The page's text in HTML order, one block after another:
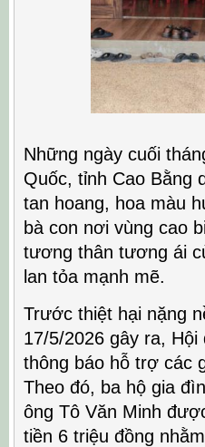
Những ngày cuối
Quốc, tỉnh Cao Bằng
tan hoang, hoa màu
bà con nơi vùng cao
tương thân tương ái
lan tỏa mạnh mẽ.
Trước thiệt hại nặng
17/5/2026 gây ra,
thông báo hỗ trợ các
Theo đó, ba hộ gia
ông Tô Văn Minh
tiền 6 triệu đồng